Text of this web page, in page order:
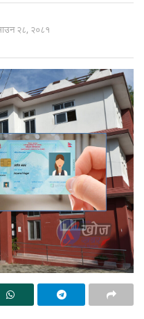
२८, २०८१